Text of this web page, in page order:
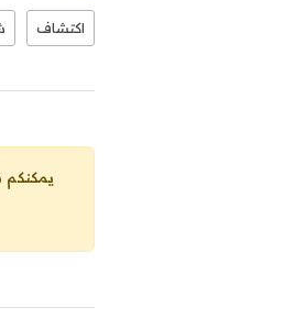
اكتشاف
يمكنكم نشر